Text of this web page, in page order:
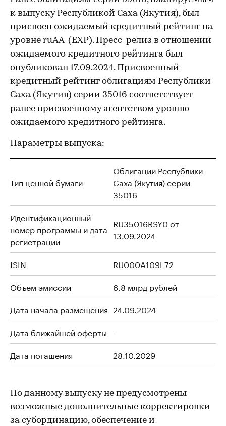
к выпуску Республикой Саха (Якутия), был
присвоен ожидаемый кредитный рейтинг на
уровне ruАА-(EXP). Пресс-релиз в отношении
ожидаемого кредитного рейтинга был
опубликован 17.09.2024. Присвоенный
кредитный рейтинг облигациям Республики
Саха (Якутия) серии 35016 соответствует
ранее присвоенному агентством уровню
ожидаемого кредитного рейтинга.
Параметры выпуска:
Тип ценной бумаги
Облигации Республики
Саха (Якутия) серии
35016
Идентификационный
номер программы и дата
регистрации
RU35016RSY0 от
13.09.2024
ISIN
RU000A109L72
Объем эмиссии
6,8 млрд рублей
Дата начала размещения 24.09.2024
Дата ближайшей оферты -
Дата погашения
28.10.2029
По данному выпуску не предусмотрены
возможные дополнительные корректировки
за субординацию, обеспечение и